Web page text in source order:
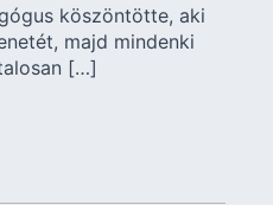
köszöntötte, aki
majd mindenki
[…]